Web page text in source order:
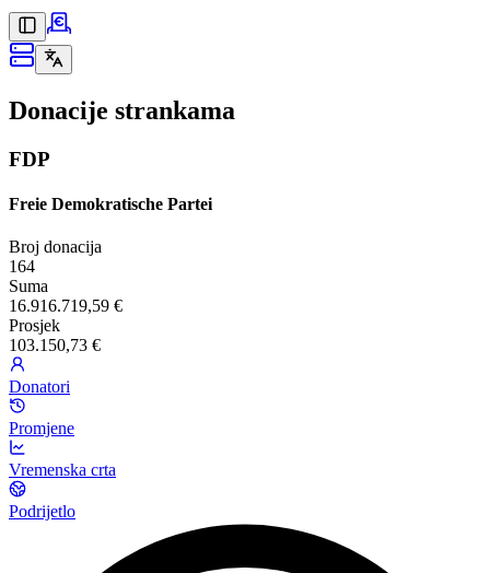
Donacije strankama
FDP
Freie Demokratische Partei
Broj donacija
164
Suma
16.916.719,59 €
Prosjek
103.150,73 €
Donatori
Promjene
Vremenska crta
Podrijetlo